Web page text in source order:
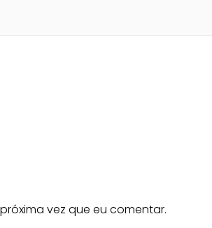
vez que eu comentar.